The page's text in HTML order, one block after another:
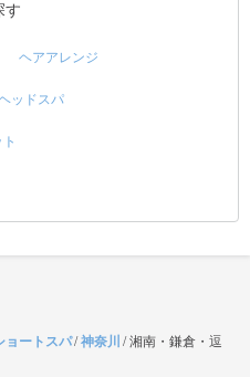
す
ヘアアレンジ
ッドスパ
ョートスパ/神奈川 /湘南・鎌倉・逗